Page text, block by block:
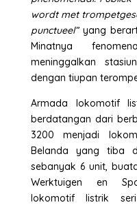
wordt met
punctueel”yang
Minatnya
meninggalkan
dengan tiupan
Armada lokomotif
berdatangan dari
3200 menjadi
Belanda yang tiba
sebanyak 6 unit,
Werktuigen en
lokomotif listrik